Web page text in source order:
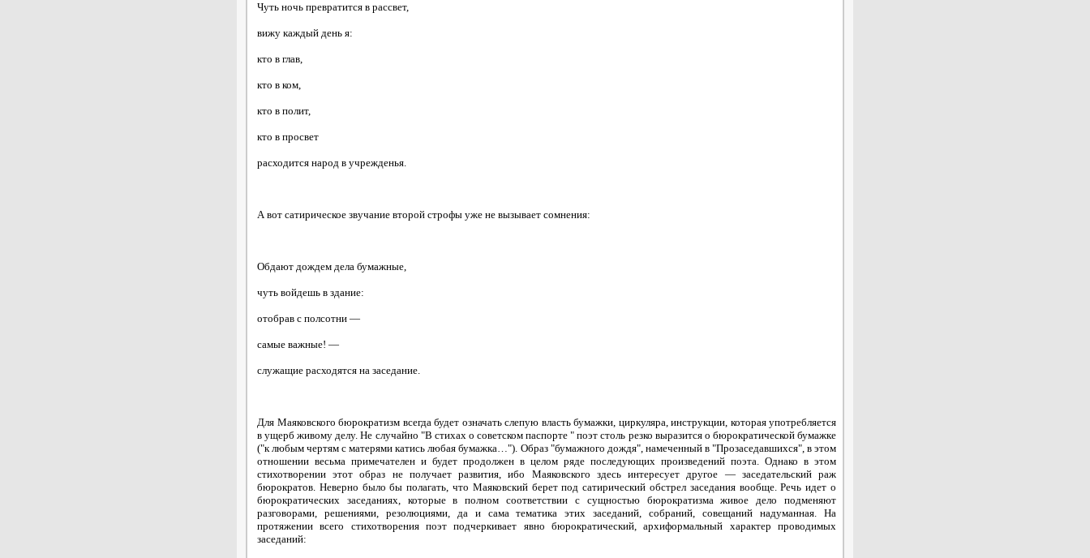
Чуть ночь превратится в рассвет,
вижу каждый день я:
кто в глав,
кто в ком,
кто в полит,
кто в просвет
расходится народ в учрежденья.
А вот сатирическое звучание второй строфы уже не вызывает сомнения:
Обдают дождем дела бумажные,
чуть войдешь в здание:
отобрав с полсотни —
самые важные! —
служащие расходятся на заседание.
Для Маяковского бюрократизм всегда будет означать слепую власть бумажки, циркуляра, инструкции, которая употребляется
в ущерб живому делу. Не случайно "В стихах о советском паспорте " поэт столь резко выразится о бюрократической бумажке
("к любым чертям с матерями катись любая бумажка…"). Образ "бумажного дождя", намеченный в "Прозаседавшихся", в этом
отношении весьма примечателен и будет продолжен в целом ряде последующих произведений поэта. Однако в этом
стихотворении этот образ не получает развития, ибо Маяковского здесь интересует другое — заседательский раж
бюрократов. Неверно было бы полагать, что Маяковский берет под сатирический обстрел заседания вообще. Речь идет о
бюрократических заседаниях, которые в полном соответствии с сущностью бюрократизма живое дело подменяют
разговорами, решениями, резолюциями, да и сама тематика этих заседаний, собраний, совещаний надуманная. На
протяжении всего стихотворения поэт подчеркивает явно бюрократический, архиформальный характер проводимых
заседаний: